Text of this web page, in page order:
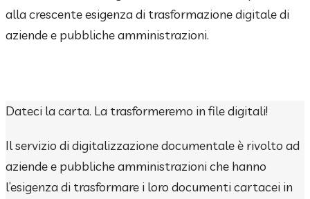
alla crescente esigenza di trasformazione digitale di
aziende e pubbliche amministrazioni.
Dateci la carta. La trasformeremo in file digitali!
Il servizio di digitalizzazione documentale è rivolto ad
aziende e pubbliche amministrazioni che hanno
l’esigenza di trasformare i loro documenti cartacei in